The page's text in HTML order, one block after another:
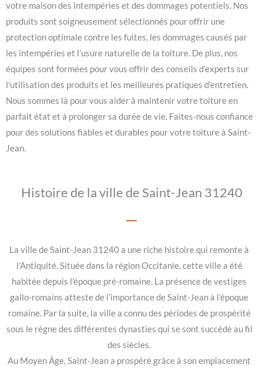
votre maison des intempéries et des dommages potentiels. Nos
produits sont soigneusement sélectionnés pour offrir une
protection optimale contre les fuites, les dommages causés par
les intempéries et l’usure naturelle de la toiture. De plus, nos
équipes sont formées pour vous offrir des conseils d’experts sur
l’utilisation des produits et les meilleures pratiques d’entretien.
Nous sommes là pour vous aider à maintenir votre toiture en
parfait état et à prolonger sa durée de vie. Faites-nous confiance
pour des solutions fiables et durables pour votre toiture à Saint-
Jean.
Histoire de la ville de Saint-Jean 31240
La ville de Saint-Jean 31240 a une riche histoire qui remonte à
l’Antiquité. Située dans la région Occitanie, cette ville a été
habitée depuis l’époque pré-romaine. La présence de vestiges
gallo-romains atteste de l’importance de Saint-Jean à l’époque
romaine. Par la suite, la ville a connu des périodes de prospérité
sous le règne des différentes dynasties qui se sont succédé au fil
des siècles.
Au Moyen Âge, Saint-Jean a prospéré grâce à son emplacement